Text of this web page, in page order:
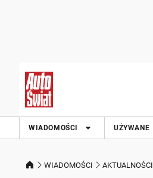
WIADOMOŚCI UŻYWANE
WIADOMOŚCI AKTUALNOŚCI